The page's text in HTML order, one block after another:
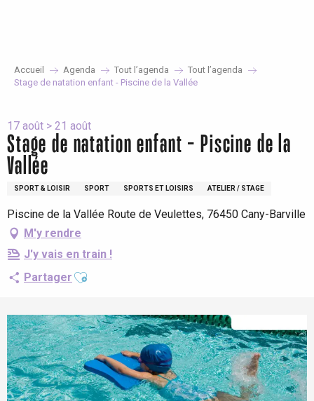
Accueil Agenda Tout l’agenda
Tout l’agenda
Stage de natation enfant - Piscine de la Vallée
17 août > 21 août
Stage de natation enfant - Piscine de la
Vallée
SPORT & LOISIR SPORT SPORTS ET LOISIRS ATELIER / STAGE
Piscine de la Vallée Route de Veulettes, 76450 Cany-Barville
M'y rendre
J'y vais en train !
Partager Ajouter aux favoris